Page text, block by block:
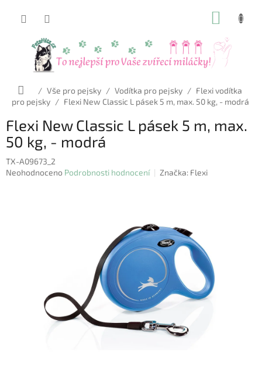
Domů
/ Vše pro pejsky / Vodítka pro pejsky / Flexi vodítka
pro pejsky / Flexi New Classic L pásek 5 m, max. 50 kg, - modrá
Flexi New Classic L pásek 5 m, max.
50 kg, - modrá
TX-A09673_2
Průměrné
Neohodnoceno Podrobnosti hodnocení Značka: Flexi